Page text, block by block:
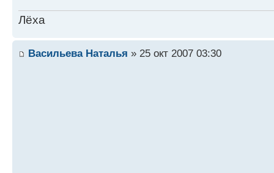
Лёха
Васильева Наталья » 25 окт 2007 03:30